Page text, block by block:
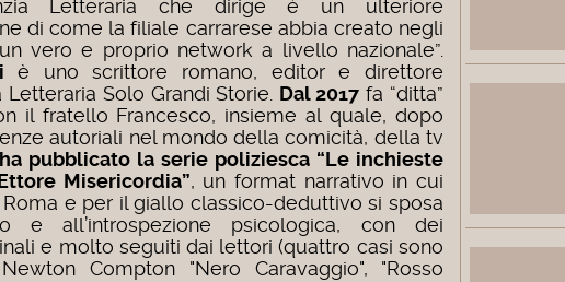
Letteraria che dirige è un ulteriore
di come la filiale carrarese abbia creato negli
vero e proprio network a livello nazionale”.
è uno scrittore romano, editor e direttore
Letteraria Solo Grandi Storie. Dal 2017 fa “ditta”
il fratello Francesco, insieme al quale, dopo
autoriali nel mondo della comicità, della tv
ha pubblicato la serie poliziesca “Le inchieste
Misericordia”, un format narrativo in cui
Roma e per il giallo classico-deduttivo si sposa
e all’introspezione psicologica, con dei
e molto seguiti dai lettori (quattro casi sono
Compton "Nero Caravaggio", "Rosso